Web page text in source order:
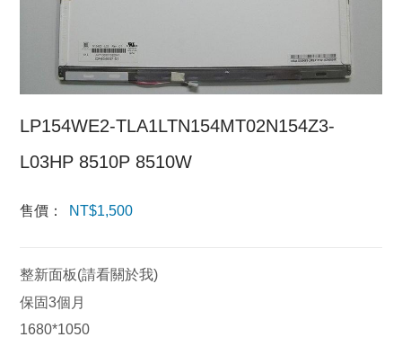
LP154WE2-TLA1LTN154MT02N154Z3-
L03HP 8510P 8510W
售價： NT$1,500
整新面板(請看關於我)
保固3個月
1680*1050